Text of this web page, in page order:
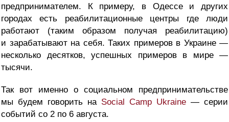
предпринимателем. К примеру, в Одессе и других
городах есть реабилитационные центры где люди
работают (таким образом получая реабилитацию)
и зарабатывают на себя. Таких примеров в Украине —
несколько десятков, успешных примеров в мире —
тысячи.
Так вот именно о социальном предпринимательстве
мы будем говорить на Social Camp Ukraine — серии
событий со 2 по 6 августа.